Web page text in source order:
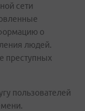
сети
о
людей.
преступных
пользователей